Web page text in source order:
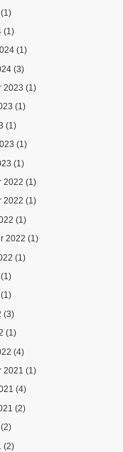
(1)
(1)
(3)
2023 (1)
(1)
(1)
(1)
(1)
2022 (1)
2022 (1)
(1)
2022 (1)
(1)
(1)
(1)
(3)
(1)
(4)
2021 (1)
(4)
(2)
(2)
(2)